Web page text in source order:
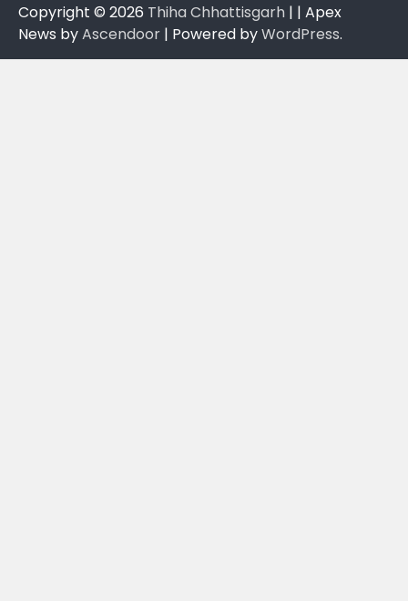
Copyright © 2026 Thiha Chhattisgarh | | Apex
News byAscendoor | Powered byWordPress.